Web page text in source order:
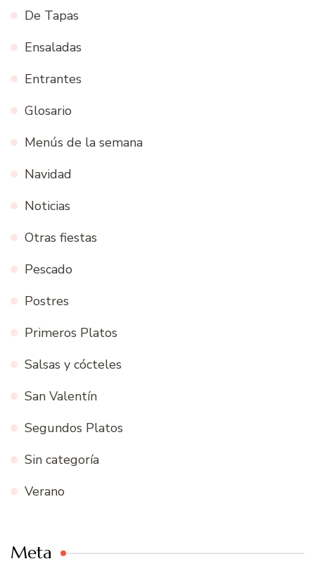
De Tapas
Ensaladas
Entrantes
Glosario
Menús de la semana
Navidad
Noticias
Otras fiestas
Pescado
Postres
Primeros Platos
Salsas y cócteles
San Valentín
Segundos Platos
Sin categoría
Verano
Meta